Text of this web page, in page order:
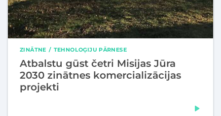
ZINĀTNE TEHNOLOĢIJU PĀRNESE
Atbalstu gūst četri Misijas Jūra
2030 zinātnes komercializācijas
projekti